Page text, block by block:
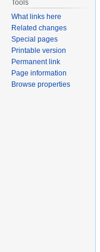
Tools
What links here
Related changes
Special pages
Printable version
Permanent link
Page information
Browse properties